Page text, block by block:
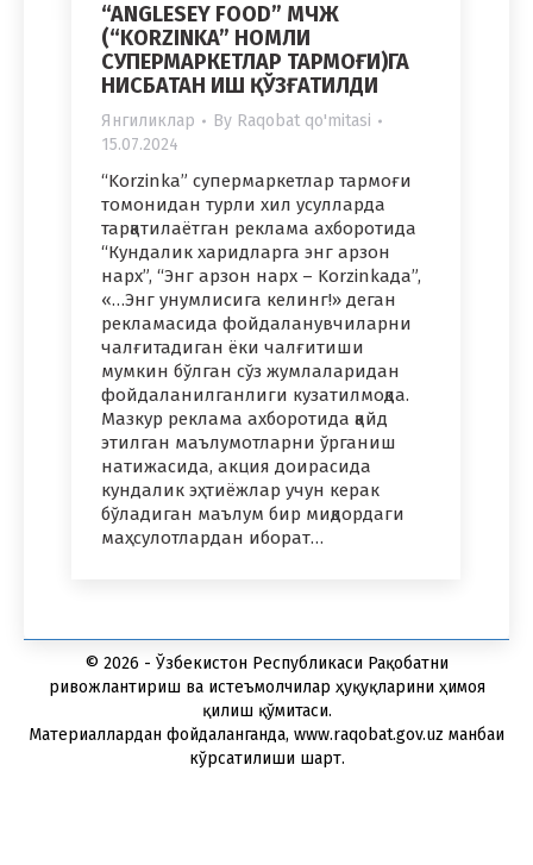
“ANGLESEY FOOD” МЧЖ
(“KORZINKA” НОМЛИ
СУПЕРМАРКЕТЛАР ТАРМОҒИ)ГА
НИСБАТАН ИШ ҚЎЗҒАТИЛДИ
Янгиликлар By Raqobat qo'mitasi
15.07.2024
“Korzinka” супермаркетлар тармоғи
томонидан турли хил усулларда
тарқатилаётган реклама ахборотида
“Кундалик харидларга энг арзон
нарх”, “Энг арзон нарх – Korzinkaда”,
«…Энг унумлисига келинг!» деган
рекламасида фойдаланувчиларни
чалғитадиган ёки чалғитиши
мумкин бўлган сўз жумлаларидан
фойдаланилганлиги кузатилмоқда.
Мазкур реклама ахборотида қайд
этилган маълумотларни ўрганиш
натижасида, акция доирасида
кундалик эҳтиёжлар учун керак
бўладиган маълум бир миқдордаги
маҳсулотлардан иборат…
© 2026 - Ўзбекистон Республикаси Рақобатни
ривожлантириш ва истеъмолчилар ҳуқуқларини ҳимоя
қилиш қўмитаси.
Материаллардан фойдаланганда, www.raqobat.gov.uz манбаи
кўрсатилиши шарт.